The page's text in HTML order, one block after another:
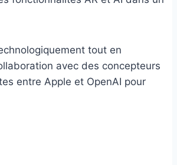
tout en
avec des concepteurs
entre Apple et OpenAI pour